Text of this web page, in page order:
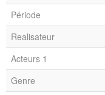
Période
Realisateur
Acteurs 1
Genre